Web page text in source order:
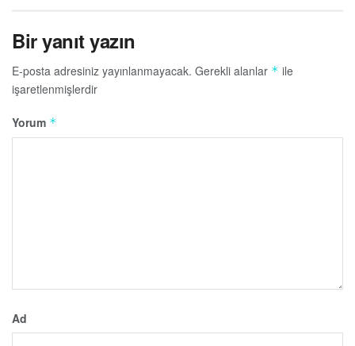
Bir yanıt yazın
E-posta adresiniz yayınlanmayacak. Gerekli alanlar * ile
işaretlenmişlerdir
Yorum *
Ad